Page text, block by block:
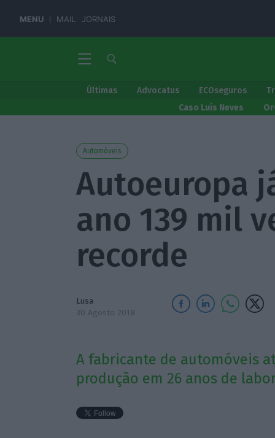
MENU MAIL JORNAIS
Últimas Advocatus ECOseguros
Caso Luís Neves
Automóveis
Autoeuropa
ano 139 mil
recorde
Lusa
30 Agosto 2018
A fabricante de automóveis
produção em 26 anos de